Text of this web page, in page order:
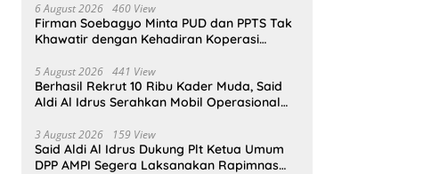
6 August 2026 460 View
Firman Soebagyo Minta PUD dan PPTS Tak
Khawatir dengan Kehadiran Koperasi
5 August 2026 441 View
Berhasil Rekrut 10 Ribu Kader Muda, Said
Aldi Al Idrus Serahkan Mobil Operasional
3 August 2026 159 View
Said Aldi Al Idrus Dukung Plt Ketua Umum
DPP AMPI Segera Laksanakan Rapimnas